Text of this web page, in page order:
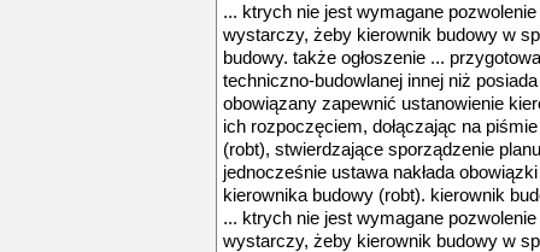
... ktrych nie jest wymagane
wystarczy, żeby kierownik budowy w
budowy. także ogłoszenie ...
techniczno-budowlanej innej niż
obowiązany zapewnić ustanowienie
ich rozpoczęciem, dołączając na
(robt), stwierdzające sporządzenie
jednocześnie ustawa nakłada
kierownika budowy (robt). kierownik
... ktrych nie jest wymagane
wystarczy, żeby kierownik budowy w